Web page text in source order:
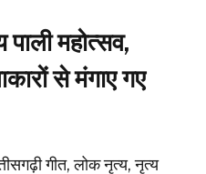
पाली महोत्सव,
से मंगाए गए
गीत, लोक नृत्य, नृत्य